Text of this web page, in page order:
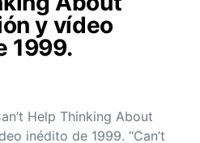
y vídeo
1999.
Help Thinking About
inédito de 1999. “Can’t